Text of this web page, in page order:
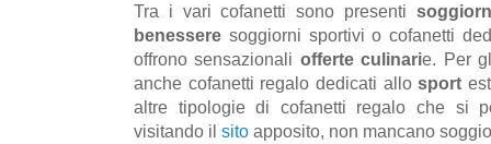
Tra i vari cofanetti sono presenti
benessere soggiorni sportivi o cofanetti
offrono sensazionali offerte culinarie. Per
anche cofanetti regalo dedicati allosport
altre tipologie di cofanetti regalo che si
visitando il sito apposito, non mancano